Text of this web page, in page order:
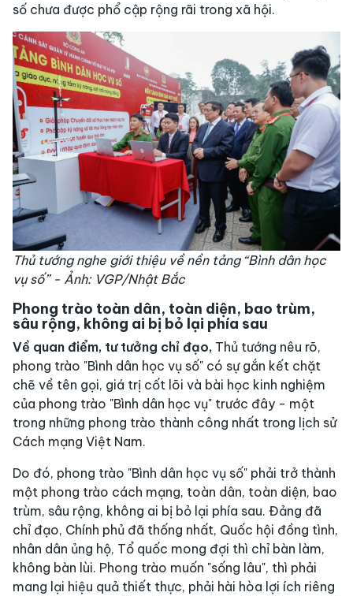
số chưa được phổ cập rộng rãi trong xã hội.
Thủ tướng nghe giới thiệu về nền tảng “Bình dân học
vụ số” - Ảnh: VGP/Nhật Bắc
Phong trào toàn dân, toàn diện, bao trùm,
sâu rộng, không ai bị bỏ lại phía sau
Về quan điểm, tư tưởng chỉ đạo, Thủ tướng nêu rõ,
phong trào "Bình dân học vụ số" có sự gắn kết chặt
chẽ về tên gọi, giá trị cốt lõi và bài học kinh nghiệm
của phong trào "Bình dân học vụ" trước đây - một
trong những phong trào thành công nhất trong lịch sử
Cách mạng Việt Nam.
Do đó, phong trào "Bình dân học vụ số" phải trở thành
một phong trào cách mạng, toàn dân, toàn diện, bao
trùm, sâu rộng, không ai bị bỏ lại phía sau. Đảng đã
chỉ đạo, Chính phủ đã thống nhất, Quốc hội đồng tình,
nhân dân ủng hộ, Tổ quốc mong đợi thì chỉ bàn làm,
không bàn lùi. Phong trào muốn "sống lâu", thì phải
mang lại hiệu quả thiết thực, phải hài hòa lợi ích riêng